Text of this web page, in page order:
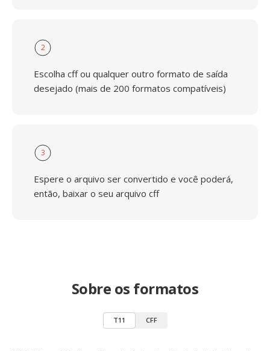
2
Escolha cff ou qualquer outro formato de saída
desejado (mais de 200 formatos compatíveis)
3
Espere o arquivo ser convertido e você poderá,
então, baixar o seu arquivo cff
Sobre os formatos
T11 CFF